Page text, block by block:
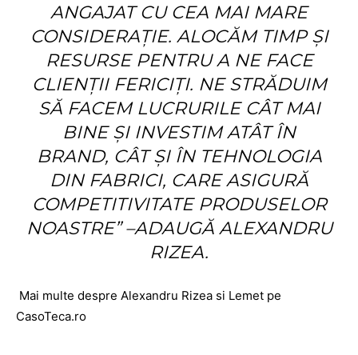
ANGAJAT CU CEA MAI MARE
CONSIDERAȚIE. ALOCĂM TIMP ȘI
RESURSE PENTRU A NE FACE
CLIENȚII FERICIȚI. NE STRĂDUIM
SĂ FACEM LUCRURILE CÂT MAI
BINE ȘI INVESTIM ATÂT ÎN
BRAND, CÂT ȘI ÎN TEHNOLOGIA
DIN FABRICI, CARE ASIGURĂ
COMPETITIVITATE PRODUSELOR
NOASTRE” –ADAUGĂ ALEXANDRU
RIZEA.
Mai multe despre Alexandru Rizea si Lemet pe
CasoTeca.ro